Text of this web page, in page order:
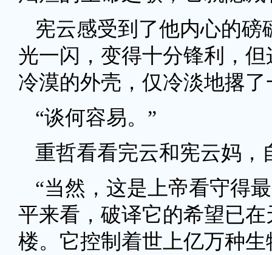
宪云感受到了他内心的
光一闪，变得十分锋利，
冷漠的外壳，仅冷淡地撂了
“谈何容易。”
重哲看看完云和宪云妈，
“当然，这是上帝看守得
平来看，破译它的希望已
楼。它控制着世上亿万种